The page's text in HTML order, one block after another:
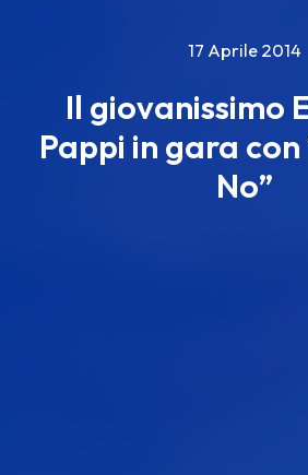
17 Aprile 2014
Il giovanissimo
Pappi in gara
No”